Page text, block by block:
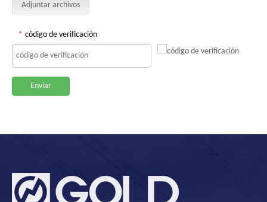
Adjuntar archivos
* código de verificación
Enviar